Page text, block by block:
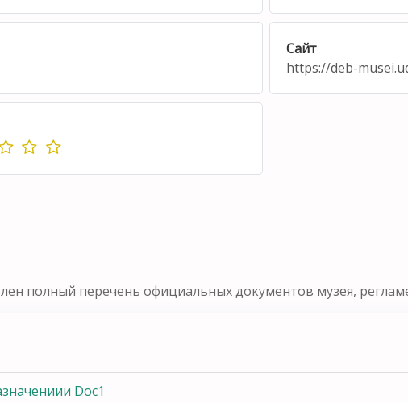
Сайт
https://deb-
полный перечень официальных документов музея,
Doc1